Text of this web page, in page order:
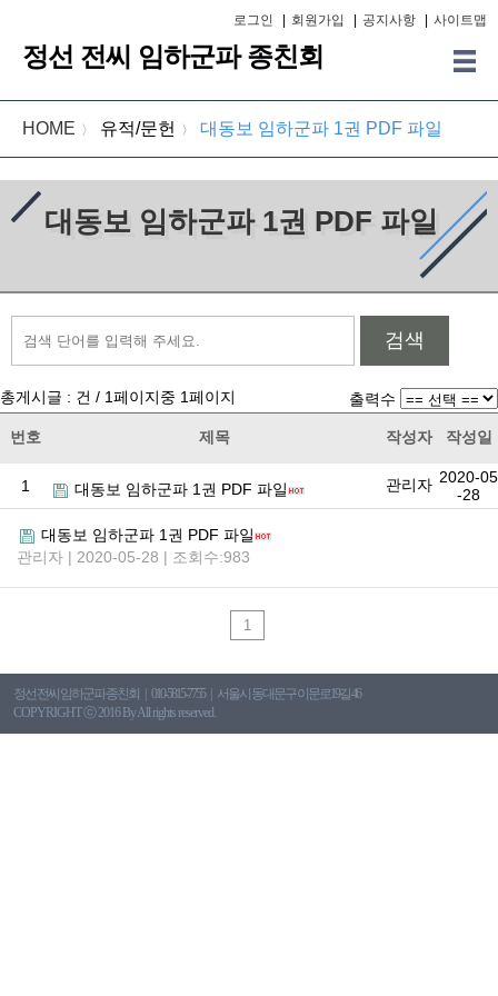
정선 전씨 임하군파 종친회
로그인 회원가입 공지사항 사이트맵
HOME 〉 유적/문헌 〉 대동보 임하군파 1권 PDF 파일
대동보 임하군파 1권 PDF 파일
검색
총게시글 : 건 / 1페이지중 1페이지 출력수
번호 제목 작성자 작성일
1 대동보 임하군파 1권 PDF 파일 관리자 2020-05
-28
대동보 임하군파 1권 PDF 파일
관리자 | 2020-05-28 | 조회수:983
1
정선 전씨 임하군파 종친회 010-5815-7755
서울시 동대문구 이문로19길 46
COPYRIGHT ⓒ 2016 By All rights reserved.